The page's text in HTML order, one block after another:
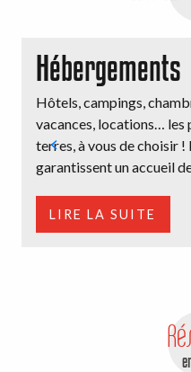
Hébergements
Hôtels, campings,
vacances, locations… les
terres, à vous de choisir !
garantissent un accueil
LIRE LA SUITE